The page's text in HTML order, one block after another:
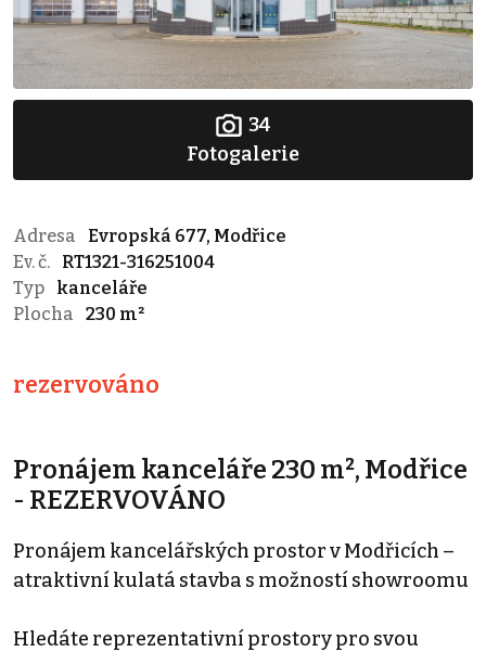
34
Fotogalerie
Adresa
Evropská 677, Modřice
Ev. č.
RT1321-316251004
Typ
kanceláře
Plocha
230 m²
rezervováno
Pronájem kanceláře 230 m², Modřice
- REZERVOVÁNO
Pronájem kancelářských prostor v Modřicích –
atraktivní kulatá stavba s možností showroomu
Hledáte reprezentativní prostory pro svou